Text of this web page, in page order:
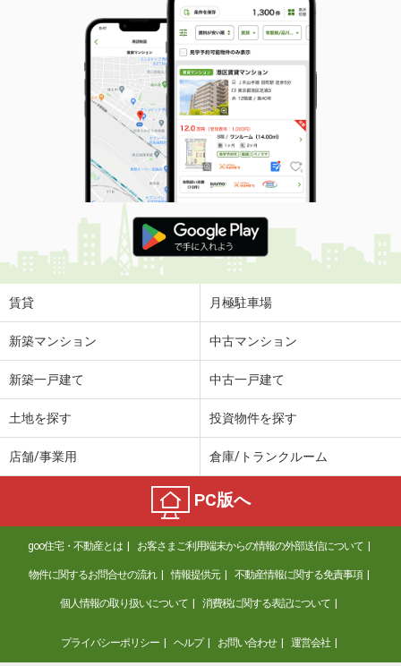
千葉県印西市西の原３丁目
専有面積 75.21m²
間取り
3LDK
千葉県松戸市新松戸東
価 格
12万円
住 所
千葉県松戸市新松戸東
専有面積 66.7m²
間取り
3LDK
千葉県柏市十余二
価 格
12.90万円
千葉県千葉市中央区葛城１丁目
価 格
9.30万円
千葉県千葉市中央区葛城１丁目
専有面積 45.07m²
千葉県千葉市中央区葛城１丁目
住 所
千葉県千葉市中央区葛城１丁目
専有面積
37.96m²
賃貸 月極駐車場
新築マンション 中古マンション
新築一戸建て 中古一戸建て
土地を探す 投資物件を探す
店舗/事業用 倉庫/トランクルーム
PC版へ
goo住宅・不動産とは お客さまご利用端末からの情報の外部送信について
物件に関するお問合せの流れ 情報提供元 不動産情報に関する免責事項
個人情報の取り扱いについて 消費税に関する表記について
プライバシーポリシー ヘルプ お問い合わせ 運営会社